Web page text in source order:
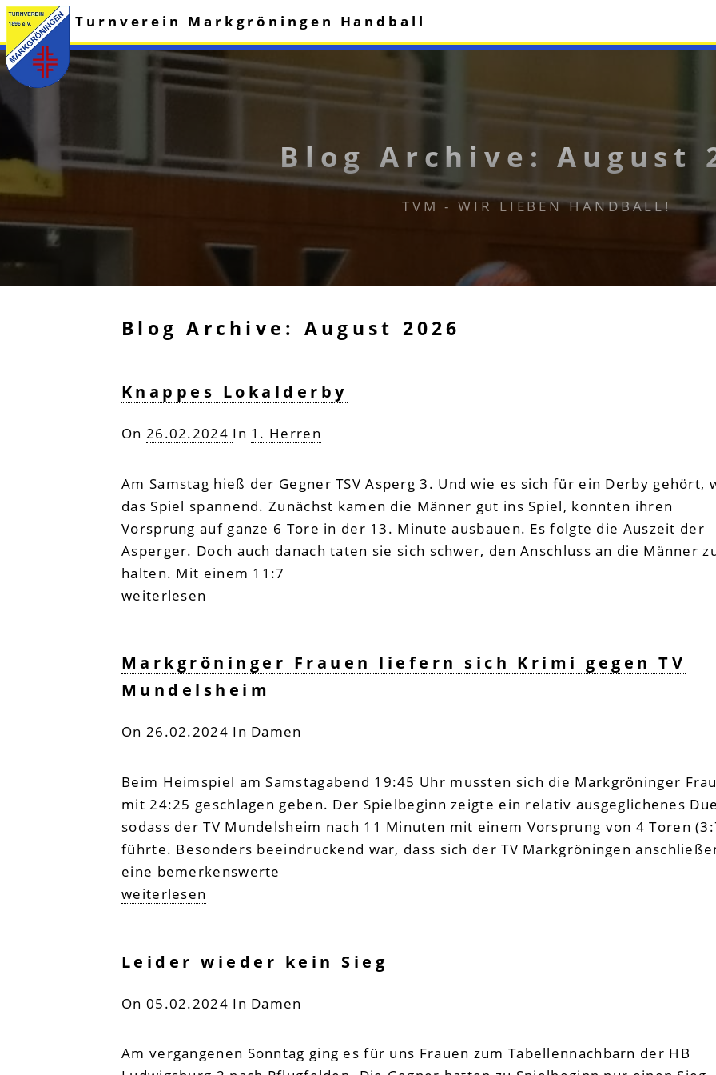
Turnverein Markgröningen Handball
Blog Archive: August
TVM - WIR LIEBEN HANDBALL!
Blog Archive: August 2026
Knappes Lokalderby
On 26.02.2024 In 1. Herren
Am Samstag hieß der Gegner TSV Asperg 3. Und wie es sich für ein Derby gehört,
das Spiel spannend. Zunächst kamen die Männer gut ins Spiel, konnten ihren
Vorsprung auf ganze 6 Tore in der 13. Minute ausbauen. Es folgte die Auszeit der
Asperger. Doch auch danach taten sie sich schwer, den Anschluss an die Männer
halten. Mit einem 11:7
weiterlesen
Markgröninger Frauen liefern sich Krimi gegen TV
Mundelsheim
On 26.02.2024 In Damen
Beim Heimspiel am Samstagabend 19:45 Uhr mussten sich die Markgröninger
mit 24:25 geschlagen geben. Der Spielbeginn zeigte ein relativ ausgeglichenes
sodass der TV Mundelsheim nach 11 Minuten mit einem Vorsprung von 4 Toren
führte. Besonders beeindruckend war, dass sich der TV Markgröningen
eine bemerkenswerte
weiterlesen
Leider wieder kein Sieg
On 05.02.2024 In Damen
Am vergangenen Sonntag ging es für uns Frauen zum Tabellennachbarn der HB